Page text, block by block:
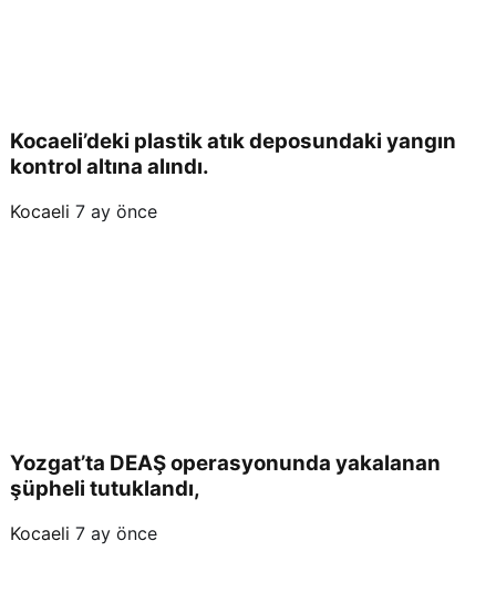
Kocaeli’deki plastik atık deposundaki yangın
kontrol altına alındı.
Kocaeli 7 ay önce
Yozgat’ta DEAŞ operasyonunda yakalanan
şüpheli tutuklandı,
Kocaeli 7 ay önce